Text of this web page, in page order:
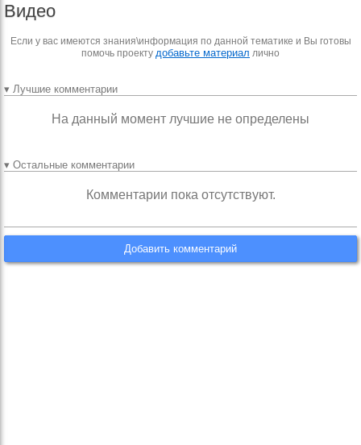
Видео
Если у вас имеются знания\информация по данной тематике и Вы готовы
помочь проекту добавьте материал лично
▾ Лучшие комментарии
На данный момент лучшие не определены
▾ Остальные комментарии
Комментарии пока отсутствуют.
Добавить комментарий